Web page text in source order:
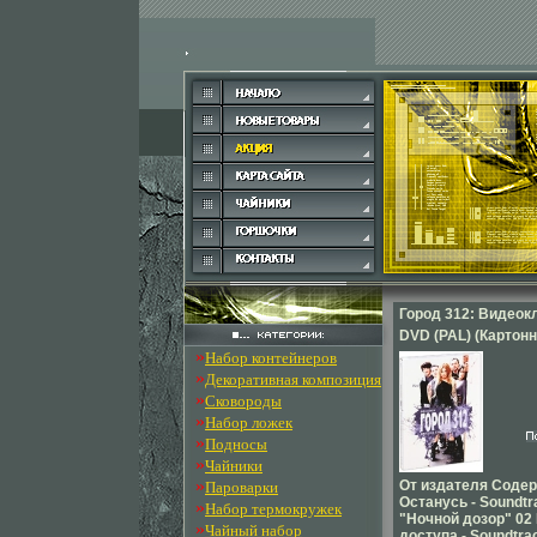
»Набор контейнеров
»Декоративная композиция
»Сковороды
»Набор ложек
»Подносы
»Чайники
»Пароварки
»Набор термокружек
»Чайный набор
Город 312:
DVD (PAL)
Дистрибьютор:
Региональный
слоев: DVD-5 (1
дорожки: Русский
Формат инфо
От издателя
Останусь -
"Ночной дозор" 02